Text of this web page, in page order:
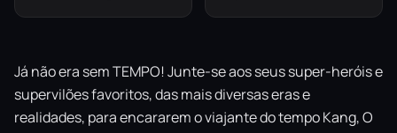
Já não era sem TEMPO! Junte-se aos seus super-heróis e
supervilões favoritos, das mais diversas eras e
realidades, para encararem o viajante do tempo Kang, O